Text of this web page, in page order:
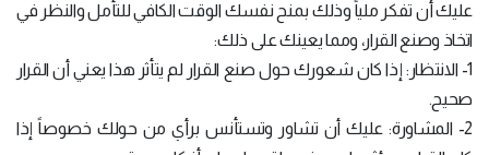
عليك أن تفكر ملياً وذلك بمنح نفسك الوقت الكافي للتأمل والنظر في
اتخاذ وصنع القرار، ومما يعينك على ذلك:
1- الانتظار: إذا كان شعورك حول صنع القرار لم يتأثر هذا يعني أن القرار
صحيح.
2- المشاورة: عليك أن تشاور وتستأنس برأي من حولك خصوصاً إذا